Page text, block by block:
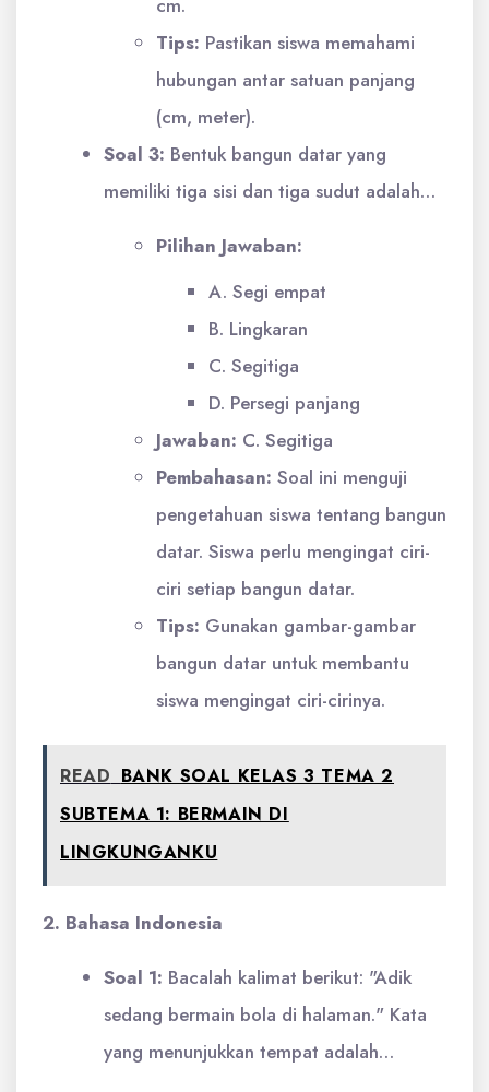
cm.
Tips: Pastikan siswa memahami
hubungan antar satuan panjang
(cm, meter).
Soal 3: Bentuk bangun datar yang
memiliki tiga sisi dan tiga sudut adalah…
Pilihan Jawaban:
A. Segi empat
B. Lingkaran
C. Segitiga
D. Persegi panjang
Jawaban: C. Segitiga
Pembahasan: Soal ini menguji
pengetahuan siswa tentang bangun
datar. Siswa perlu mengingat ciri-
ciri setiap bangun datar.
Tips: Gunakan gambar-gambar
bangun datar untuk membantu
siswa mengingat ciri-cirinya.
READ BANK SOAL KELAS 3 TEMA 2
SUBTEMA 1: BERMAIN DI
LINGKUNGANKU
2. Bahasa Indonesia
Soal 1: Bacalah kalimat berikut: "Adik
sedang bermain bola di halaman." Kata
yang menunjukkan tempat adalah…